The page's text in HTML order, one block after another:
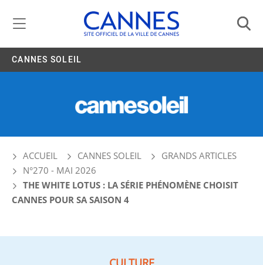
CANNES SOLEIL
ACCUEIL CANNES SOLEIL
GRANDS ARTICLES
N°270 - MAI 2026
THE WHITE LOTUS : LA SÉRIE PHÉNOMÈNE CHOISIT
CANNES POUR SA SAISON 4